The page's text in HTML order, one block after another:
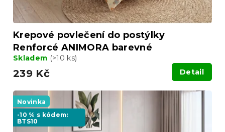
Krepové povlečení do postýlky
Renforcé ANIMORA barevné
Skladem (>10 ks)
239 Kč Detail
Novinka
-10 % s kódem:
BTS10